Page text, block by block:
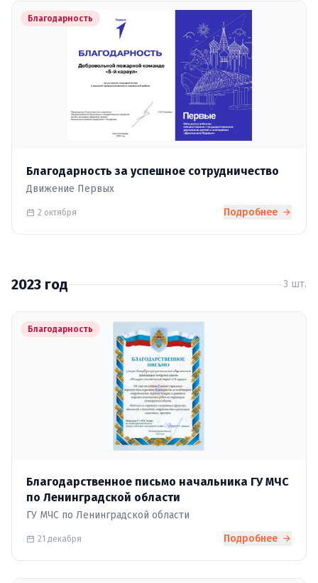
Благодарность
Благодарность за успешное сотрудничество
Движение Первых
2 октября Подробнее
2023 год 3 шт.
Благодарность
Благодарственное письмо начальника ГУ МЧС
по Ленинградской области
ГУ МЧС по Ленинградской области
21 декабря Подробнее